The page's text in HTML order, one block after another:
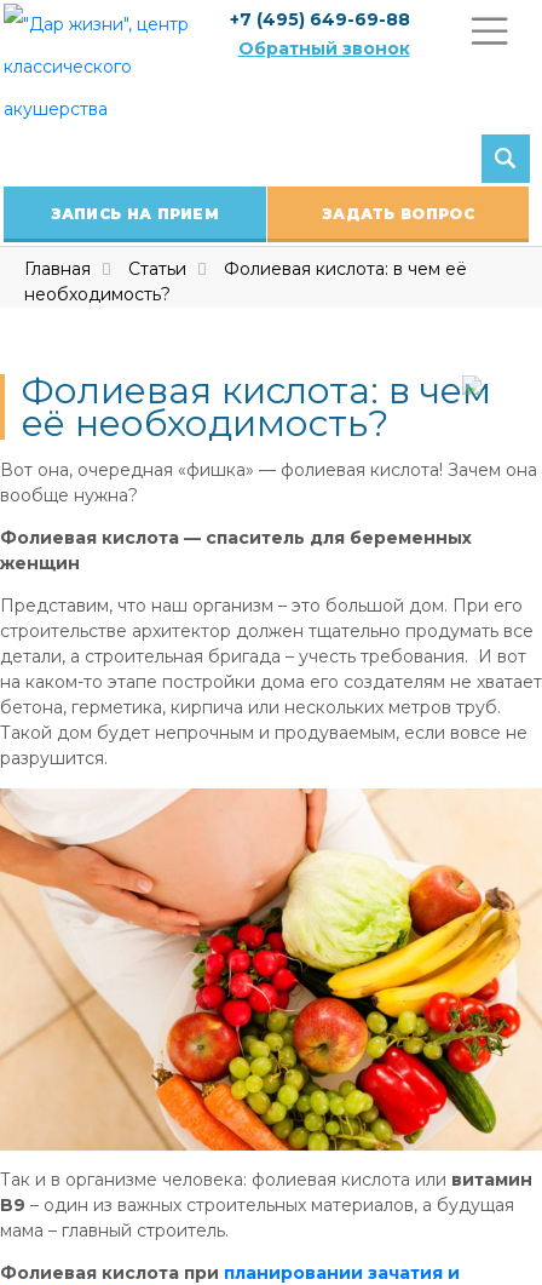
Skip
content
+7 (495) 649-69-88
Обратный звонок
ЗАПИСЬ НА ПРИЕМ ЗАДАТЬ ВОПРОС
Главная Статьи
Фолиевая кислота: в чем её
необходимость?
Фолиевая кислота: в чем
её необходимость?
Вот она, очередная «фишка» — фолиевая кислота! Зачем она
вообще нужна?
Фолиевая кислота — спаситель для беременных
женщин
Представим, что наш организм – это большой дом. При его
строительстве архитектор должен тщательно продумать все
детали, а строительная бригада – учесть требования. И вот
на каком-то этапе постройки дома его создателям не хватает
бетона, герметика, кирпича или нескольких метров труб.
Такой дом будет непрочным и продуваемым, если вовсе не
разрушится.
Так и в организме человека: фолиевая кислота или витамин
B9 – один из важных строительных материалов, а будущая
мама – главный строитель.
Фолиевая кислота при планировании зачатия и